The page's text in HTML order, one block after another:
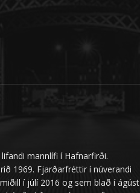
mannlífi í Hafnarfirði.
1969. Fjarðarfréttir í núverandi
í júlí 2016 og sem blað í ágúst